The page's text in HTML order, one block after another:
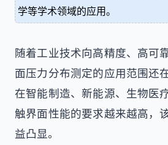
学等学术领域的应用。
随着工业技术向高精度、高可
面压力分布测定的应用范围还
在智能制造、新能源、生物医
触界面性能的要求越来越高，
益凸显。